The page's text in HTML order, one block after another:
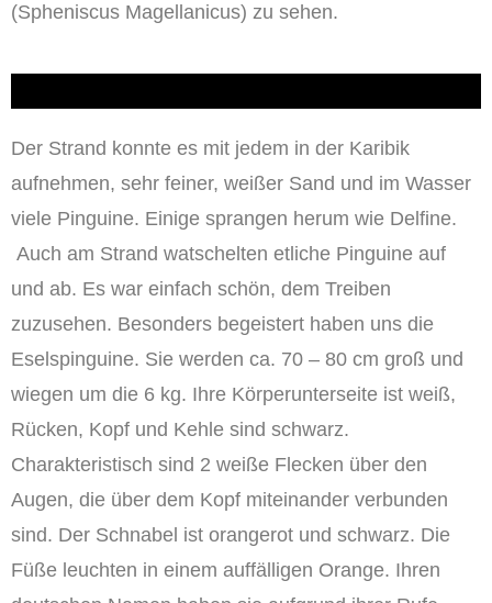
(Spheniscus Magellanicus) zu sehen.
Der Strand konnte es mit jedem in der Karibik
aufnehmen, sehr feiner, weißer Sand und im Wasser
viele Pinguine. Einige sprangen herum wie Delfine.
Auch am Strand watschelten etliche Pinguine auf
und ab. Es war einfach schön, dem Treiben
zuzusehen. Besonders begeistert haben uns die
Eselspinguine. Sie werden ca. 70 – 80 cm groß und
wiegen um die 6 kg. Ihre Körperunterseite ist weiß,
Rücken, Kopf und Kehle sind schwarz.
Charakteristisch sind 2 weiße Flecken über den
Augen, die über dem Kopf miteinander verbunden
sind. Der Schnabel ist orangerot und schwarz. Die
Füße leuchten in einem auffälligen Orange. Ihren